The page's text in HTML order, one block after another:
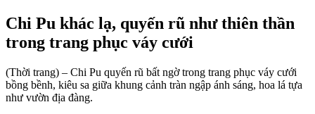
Chi Pu khác lạ, quyến rũ như thiên thần
trong trang phục váy cưới
(Thời trang) – Chi Pu quyến rũ bất ngờ trong trang phục váy cưới
bồng bềnh, kiêu sa giữa khung cảnh tràn ngập ánh sáng, hoa lá tựa
như vườn địa đàng.